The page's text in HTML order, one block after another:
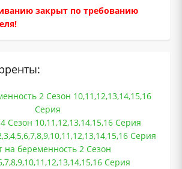
закрыт по требованию
2 Сезон 10,11,12,13,14,15,16
Серия
Сезон 10,11,12,13,14,15,16 Серия
Серия
на беременность 2 Сезон
Серия